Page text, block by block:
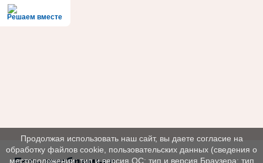
Решаем вместе
Продолжая использовать наш сайт, вы даете согласие на
обработку файлов cookie, пользовательских данных (сведения о
местоположении; тип и версия ОС; тип и версия Браузера; тип